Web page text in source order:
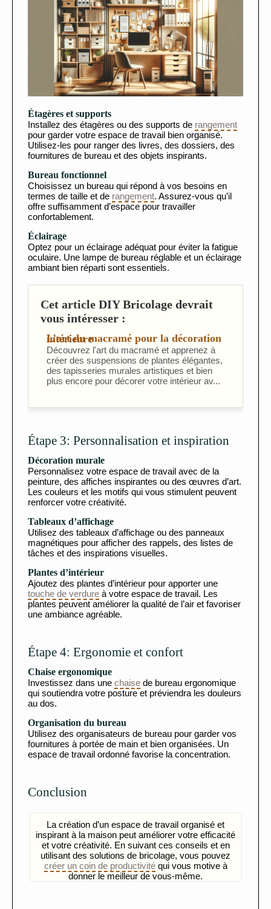
Étagères et supports
Installez des étagères ou des supports de rangement
pour garder votre espace de travail bien organisé.
Utilisez-les pour ranger des livres, des dossiers, des
fournitures de bureau et des objets inspirants.
Bureau fonctionnel
Choisissez un bureau qui répond à vos besoins en
termes de taille et de rangement. Assurez-vous qu’il
offre suffisamment d’espace pour travailler
confortablement.
Éclairage
Optez pour un éclairage adéquat pour éviter la fatigue
oculaire. Une lampe de bureau réglable et un éclairage
ambiant bien réparti sont essentiels.
Cet article DIY Bricolage devrait
vous intéresser :
L’art du macramé pour la décoration intérieure
Découvrez l'art du macramé et apprenez à
créer des suspensions de plantes élégantes,
des tapisseries murales artistiques et bien
plus encore pour décorer votre intérieur av...
Étape 3: Personnalisation et inspiration
Décoration murale
Personnalisez votre espace de travail avec de la
peinture, des affiches inspirantes ou des œuvres d’art.
Les couleurs et les motifs qui vous stimulent peuvent
renforcer votre créativité.
Tableaux d’affichage
Utilisez des tableaux d’affichage ou des panneaux
magnétiques pour afficher des rappels, des listes de
tâches et des inspirations visuelles.
Plantes d’intérieur
Ajoutez des plantes d’intérieur pour apporter une
touche de verdure à votre espace de travail. Les
plantes peuvent améliorer la qualité de l’air et favoriser
une ambiance agréable.
Étape 4: Ergonomie et confort
Chaise ergonomique
Investissez dans une chaise de bureau ergonomique
qui soutiendra votre posture et préviendra les douleurs
au dos.
Organisation du bureau
Utilisez des organisateurs de bureau pour garder vos
fournitures à portée de main et bien organisées. Un
espace de travail ordonné favorise la concentration.
Conclusion
La création d’un espace de travail organisé et
inspirant à la maison peut améliorer votre efficacité
et votre créativité. En suivant ces conseils et en
utilisant des solutions de bricolage, vous pouvez
créer un coin de productivitéqui vous motive à
donner le meilleur de vous-même.